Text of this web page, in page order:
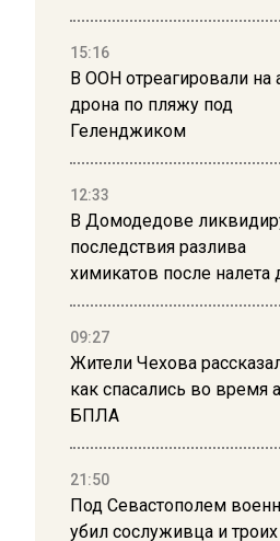
15:16
В ООН отреагировали на
дрона по пляжу под
Геленджиком
12:33
В Домодедове
последствия разлива
химикатов после налета
09:27
Жители Чехова
как спасались во время
БПЛА
21:50
Под Севастополем
убил сослуживца и троих